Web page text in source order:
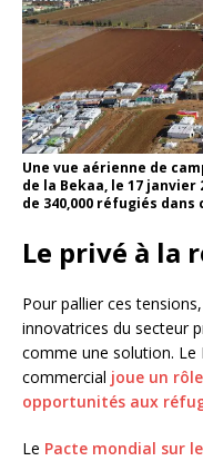
Une vue aérienne de
de la Bekaa, le 17 janvier
de 340,000 réfugiés dans
Le privé à la
Pour pallier ces
innovatrices du secteur
comme une solution. Le
commercial joue un
opportunités aux
Le Pacte mondial sur